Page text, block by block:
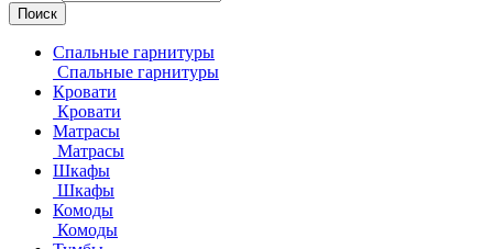
Спальные гарнитуры
Спальные гарнитуры
Кровати
Кровати
Матрасы
Матрасы
Шкафы
Шкафы
Комоды
Комоды